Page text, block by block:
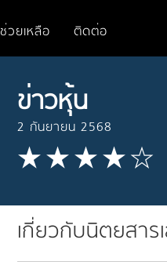
ช่วยเหลือ ติดต่อ
ข่าวหุ้น
2 กันยายน 2568
เกี่ยวกับนิตยสาร